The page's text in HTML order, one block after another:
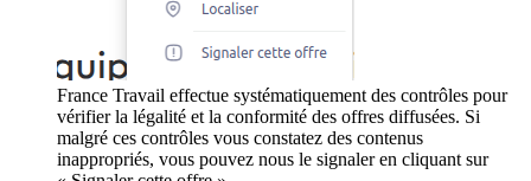
France Travail effectue systématiquement des contrôles pour
vérifier la légalité et la conformité des offres diffusées. Si
malgré ces contrôles vous constatez des contenus
inappropriés, vous pouvez nous le signaler en cliquant sur